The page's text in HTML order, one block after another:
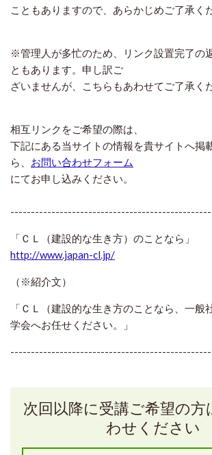
こともありますので、あらかじめご了承く
※管理人が多忙のため、リンク設置完了の
ともあります。申し訳ご
ざいませんが、こちらもあわせてご了承く
相互リンクをご希望の際は、
下記にある当サイトの情報を貴サイトへ掲
ら、 お問い合わせフォーム
にてお申し込みください。
-------------------------------------------------
「ＣＬ（建設的な生き方）のことなら」
http://www.japan-cl.jp/
（※紹介文）
「ＣＬ（建設的な生き方のことなら、一般
学会へお任せください。」
-------------------------------------------------
次回以降に受講ご希望の方
わせください